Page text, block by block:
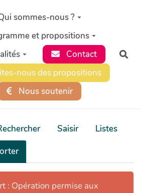
sommes-nous ?
et propositions
Contact
nous des propositions
Nous soutenir
Saisir
Listes
: Opération permise aux